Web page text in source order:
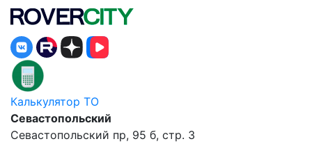
Калькулятор ТО
Севастопольский
Севастопольский пр, 95 б, стр. 3